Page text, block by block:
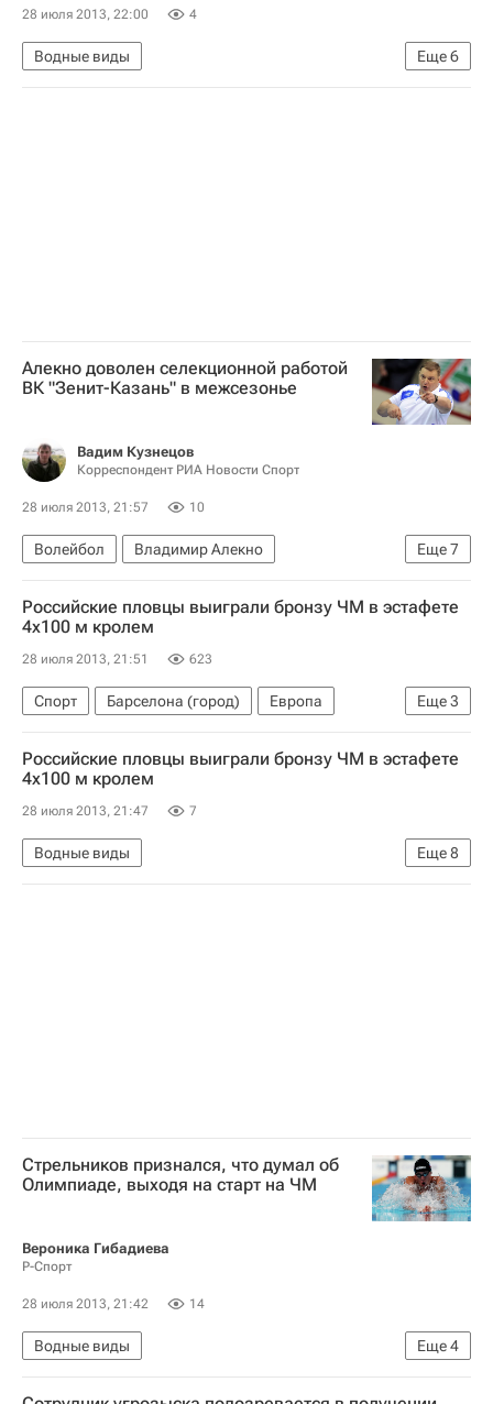
28 июля 2013, 22:00 4
Еще6
Водные виды
Мультимедийный спортивный пакет
Алекно доволен селекционной работой
ВК "Зенит-Казань" в межсезонье
Вадим Кузнецов
Корреспондент РИА Новости Спорт
28 июля 2013, 21:57 10
Еще7
Волейбол
Владимир Алекно
Лига чемпионов CEV (мужчины)
Суперлига (чемпионат России по волейболу среди мужчин)
Зенит-Казань (Казань)
Алексей Вербов
Лукаш Жигадло
Роман Яковлев
Российские пловцы выиграли бронзу ЧМ в эстафете
4х100 м кролем
28 июля 2013, 21:51 623
Еще3
Спорт Барселона (город)
Европа
Каталония
Весь мир Россия
Российские пловцы выиграли бронзу ЧМ в эстафете
4х100 м кролем
28 июля 2013, 21:47 7
Еще8
Водные виды
Мультимедийный спортивный пакет
Стрельников признался, что думал об
Олимпиаде, выходя на старт на ЧМ
Вероника Гибадиева
Р-Спорт
28 июля 2013, 21:42 14
Еще4
Водные виды
Мультимедийный спортивный пакет